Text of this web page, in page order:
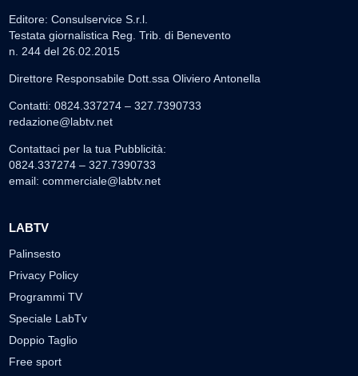
Editore: Consulservice S.r.l.
Testata giornalistica Reg. Trib. di Benevento
n. 244 del 26.02.2015
Direttore Responsabile Dott.ssa Oliviero Antonella
Contatti: 0824.337274 – 327.7390733
redazione@labtv.net
Contattaci per la tua Pubblicità:
0824.337274 – 327.7390733
email: commerciale@labtv.net
LABTV
Palinsesto
Privacy Policy
Programmi TV
Speciale LabTv
Doppio Taglio
Free sport